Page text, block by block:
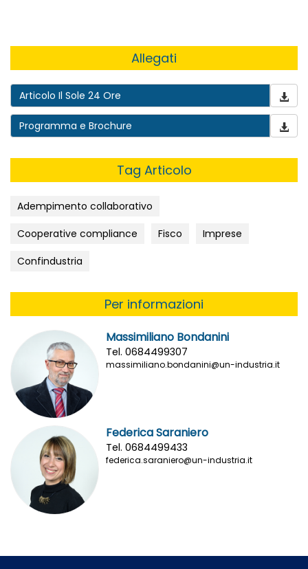
Allegati
Articolo Il Sole 24 Ore
Programma e Brochure
Tag Articolo
Adempimento collaborativo
Cooperative compliance
Fisco
Imprese
Confindustria
Per informazioni
Massimiliano Bondanini
Tel. 0684499307
massimiliano.bondanini@un-industria.it
Federica Saraniero
Tel. 0684499433
federica.saraniero@un-industria.it